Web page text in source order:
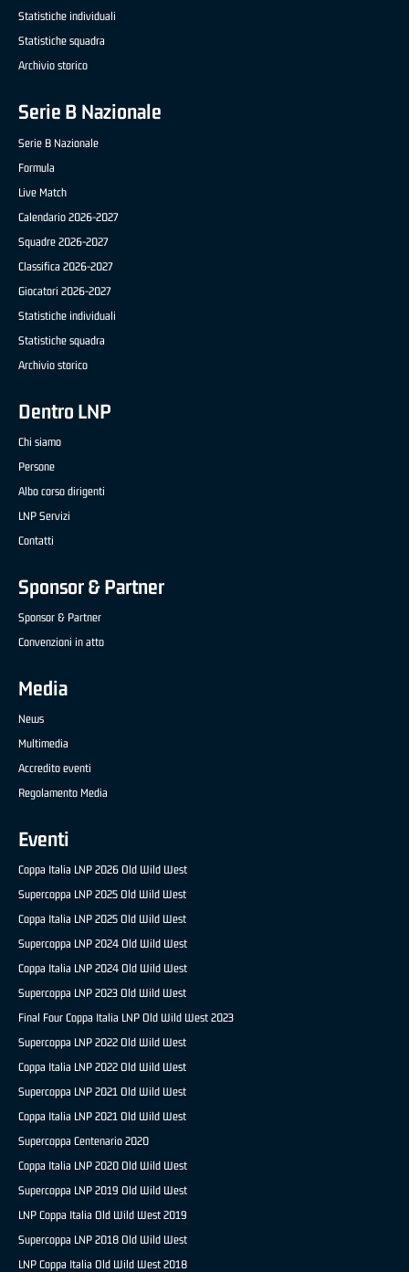
Statistiche individuali
Statistiche squadra
Archivio storico
Serie B Nazionale
Serie B Nazionale
Formula
Live Match
Calendario 2026-2027
Squadre 2026-2027
Classifica 2026-2027
Giocatori 2026-2027
Statistiche individuali
Statistiche squadra
Archivio storico
Dentro LNP
Chi siamo
Persone
Albo corso dirigenti
LNP Servizi
Contatti
Sponsor & Partner
Sponsor & Partner
Convenzioni in atto
Media
News
Multimedia
Accredito eventi
Regolamento Media
Eventi
Coppa Italia LNP 2026 Old Wild West
Supercoppa LNP 2025 Old Wild West
Coppa Italia LNP 2025 Old Wild West
Supercoppa LNP 2024 Old Wild West
Coppa Italia LNP 2024 Old Wild West
Supercoppa LNP 2023 Old Wild West
Final Four Coppa Italia LNP Old Wild West 2023
Supercoppa LNP 2022 Old Wild West
Coppa Italia LNP 2022 Old Wild West
Supercoppa LNP 2021 Old Wild West
Coppa Italia LNP 2021 Old Wild West
Supercoppa Centenario 2020
Coppa Italia LNP 2020 Old Wild West
Supercoppa LNP 2019 Old Wild West
LNP Coppa Italia Old Wild West 2019
Supercoppa LNP 2018 Old Wild West
LNP Coppa Italia Old Wild West 2018